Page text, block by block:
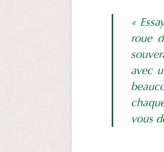
«
roue
avec
vous